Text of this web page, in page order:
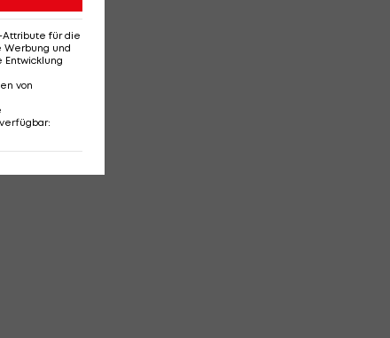
Attribute für die
Werbung und
Entwicklung
von
: